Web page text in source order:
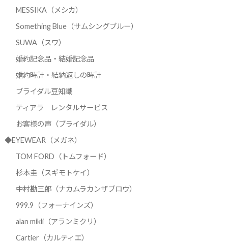
MESSIKA（メシカ）
Something Blue（サムシングブルー）
SUWA（スワ）
婚約記念品・結婚記念品
婚約時計・結納返しの時計
ブライダル豆知識
ティアラ レンタルサービス
お客様の声（ブライダル）
◆EYEWEAR（メガネ）
TOM FORD（トムフォード）
杉本圭（スギモトケイ）
中村勘三郎（ナカムラカンザブロウ）
999.9（フォーナインズ）
alan mikli（アランミクリ）
Cartier（カルティエ）